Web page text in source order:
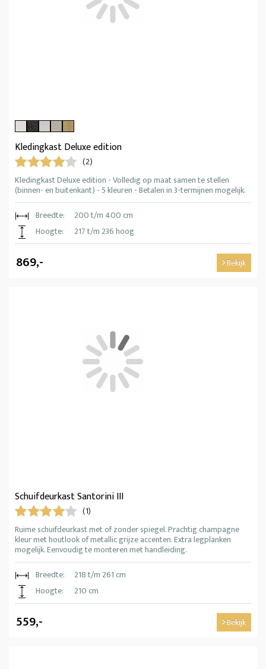
Kledingkast Deluxe edition
(2)
Kledingkast Deluxe edition - Volledig op maat samen te stellen
(binnen- en buitenkant) - 5 kleuren - Betalen in 3-termijnen mogelijk.
Breedte:
200 t/m 400 cm
Hoogte:
217 t/m 236 hoog
869,- Bekijk
Schuifdeurkast Santorini III
(1)
Ruime schuifdeurkast met of zonder spiegel. Prachtig champagne
kleur met houtlook of metallic grijze accenten. Extra legplanken
mogelijk. Eenvoudig te monteren met handleiding.
Breedte:
218 t/m 261 cm
Hoogte:
210 cm
559,- Bekijk